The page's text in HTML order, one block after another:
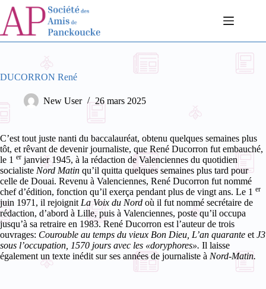
Passer
contenu
DUCORRON René
New User 26 mars 2025
C’est tout juste nanti du baccalauréat, obtenu quelques semaines plus
tôt, et rêvant de devenir journaliste, que René Ducorron fut embauché,
le 1 er janvier 1945, à la rédaction de Valenciennes du quotidien
socialiste Nord Matin qu’il quitta quelques semaines plus tard pour
celle de Douai. Revenu à Valenciennes, René Ducorron fut nommé
chef d’édition, fonction qu’il exerça pendant plus de vingt ans. Le 1 er
juin 1971, il rejoignit La Voix du Nord où il fut nommé secrétaire de
rédaction, d’abord à Lille, puis à Valenciennes, poste qu’il occupa
jusqu’à sa retraire en 1983. René Ducorron est l’auteur de trois
ouvrages: Courouble au temps du vieux Bon Dieu, L’an quarante et J3
sous l’occupation, 1570 jours avec les «doryphores». Il laisse
également un texte inédit sur ses années de journaliste à Nord-Matin.